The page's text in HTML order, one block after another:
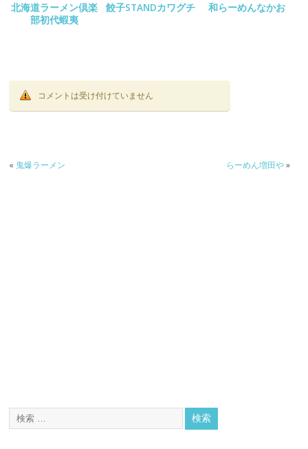
北海道ラーメン倶楽
部初代蝦夷
餃子STANDカワグチ 和らーめんなかお
コメントは受け付けていません
« 鬼爆ラーメン らーめん増田や»